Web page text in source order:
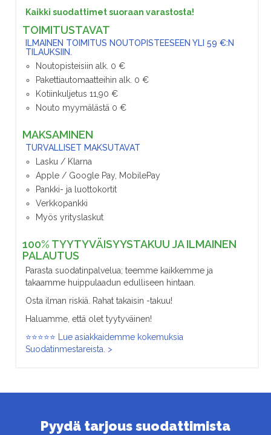
Kaikki suodattimet suoraan varastosta!
TOIMITUSTAVAT
ILMAINEN TOIMITUS NOUTOPISTEESEEN YLI 59 €:N
TILAUKSIIN.
Noutopisteisiin alk. 0 €
Pakettiautomaatteihin alk. 0 €
Kotiinkuljetus 11,90 €
Nouto myymälästä 0 €
MAKSAMINEN
TURVALLISET MAKSUTAVAT
Lasku / Klarna
Apple / Google Pay, MobilePay
Pankki- ja luottokortit
Verkkopankki
Myös yrityslaskut
100% TYYTYVÄISYYSTAKUU JA ILMAINEN
PALAUTUS
Parasta suodatinpalvelua; teemme kaikkemme ja
takaamme huippulaadun edulliseen hintaan.
Osta ilman riskiä. Rahat takaisin -takuu!
Haluamme, että olet tyytyväinen!
⭐⭐⭐⭐⭐ Lue asiakkaidemme kokemuksia
Suodatinmestareista. >
Pyydä tarjous suodattimista